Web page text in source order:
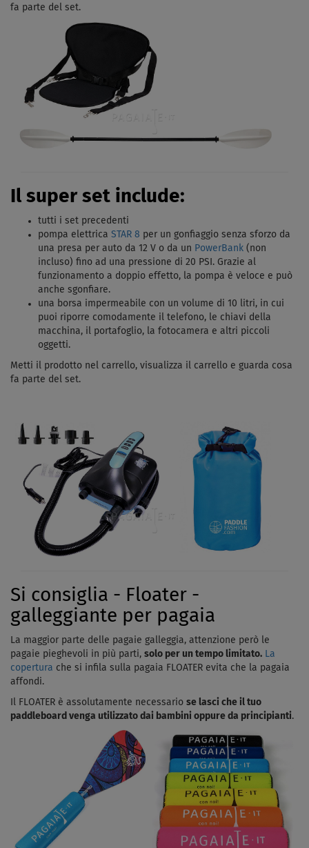
fa parte del set.
Il super set include:
tutti i set precedenti
pompa elettrica STAR 8 per un gonfiaggio senza sforzo da
una presa per auto da 12 V o da un PowerBank (non
incluso) fino ad una pressione di 20 PSI. Grazie al
funzionamento a doppio effetto, la pompa è veloce e può
anche sgonfiare.
una borsa impermeabile con un volume di 10 litri, in cui
puoi riporre comodamente il telefono, le chiavi della
macchina, il portafoglio, la fotocamera e altri piccoli
oggetti.
Metti il ​​prodotto nel carrello, visualizza il carrello e guarda cosa
fa parte del set.
Si consiglia - Floater -
galleggiante per pagaia
La maggior parte delle pagaie galleggia, attenzione però le
pagaie pieghevoli in più parti, solo per un tempo limitato. La
copertura che si infila sulla pagaia FLOATER evita che la pagaia
affondi.
Il FLOATER è assolutamente necessario se lasci che il tuo
paddleboard venga utilizzato dai bambini oppure da principianti.